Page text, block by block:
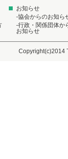
お知らせ
-協会からのお知ら
-行政・関係団体か
お知らせ
Copyright(c)2014